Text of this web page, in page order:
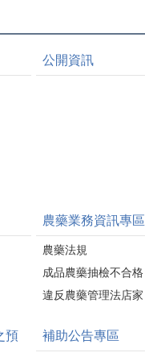
公開資訊
農藥業務資訊專區
農藥法規
成品農藥抽檢不合格
違反農藥管理法店家
預
補助公告專區